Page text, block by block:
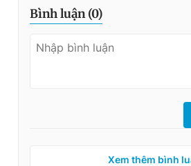
Bình luận (0)
Xem thêm bình